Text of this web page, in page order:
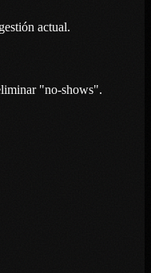
actual.
"no-shows".